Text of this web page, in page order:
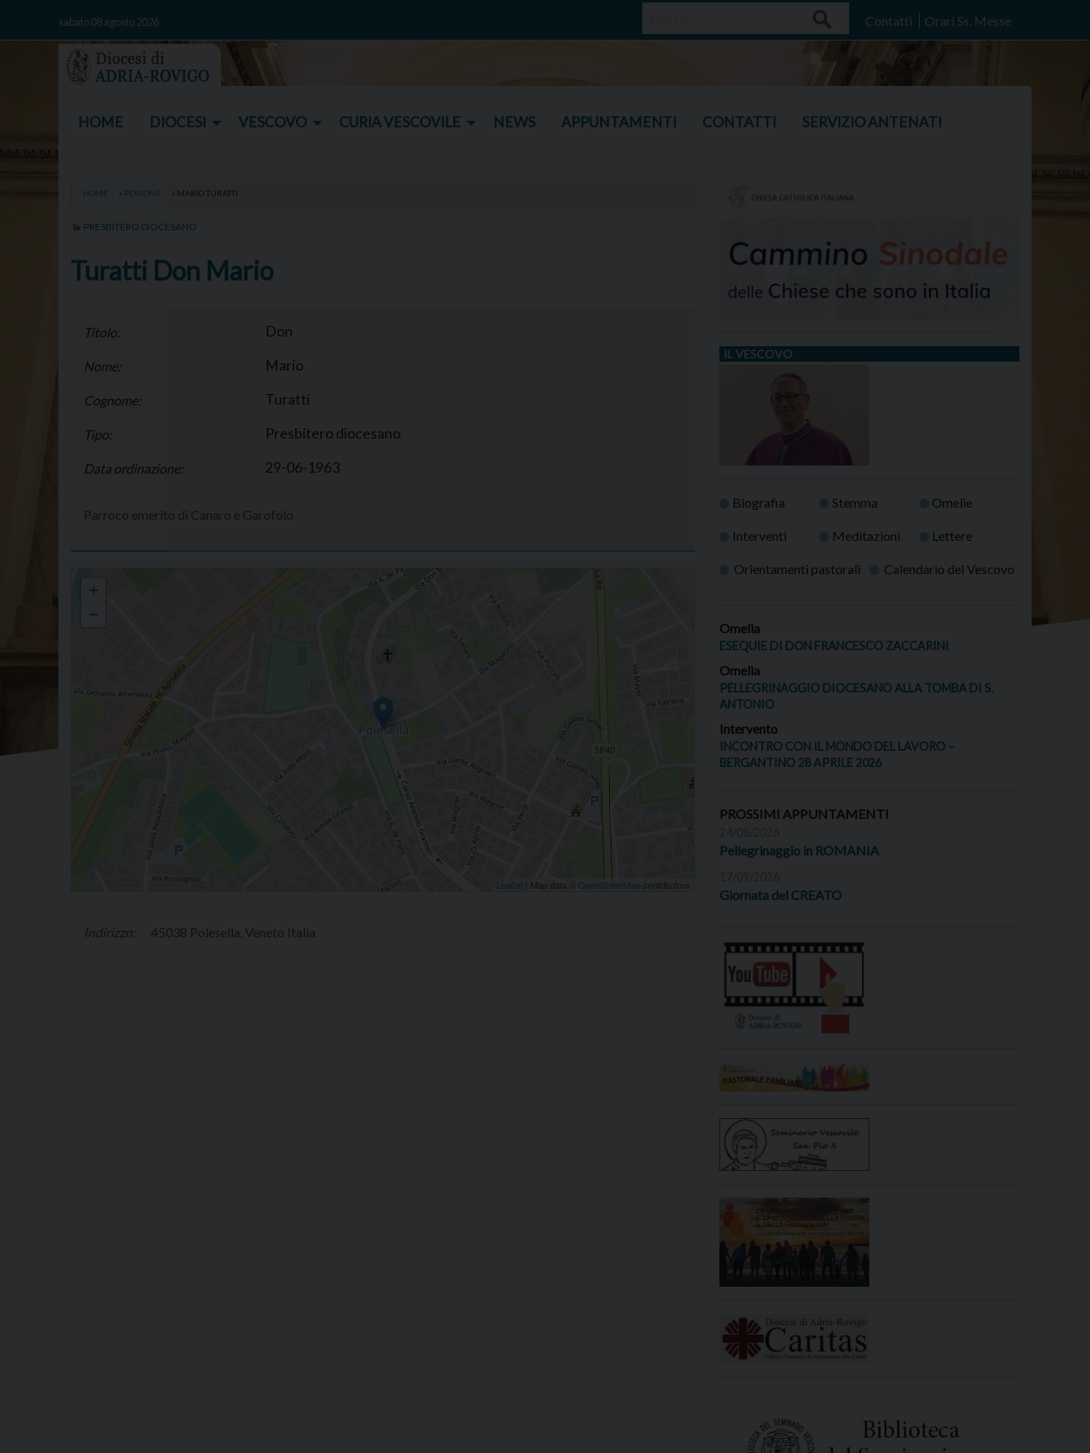
sabato 08 agosto 2026 Contatti Orari Ss. Messe
HOME DIOCESI VESCOVO CURIA VESCOVILE NEWS APPUNTAMENTI CONTATTI SERVIZIO ANTENATI
HOME » PERSONE » MARIO TURATTI
PRESBITERO DIOCESANO
Turatti Don Mario
Titolo: Don
Nome: Mario
Cognome: Turatti
Tipo: Presbitero diocesano
Data ordinazione: 29-06-1963
Parroco emerito di Canaro e Garofolo
+
−
Leaflet | Map data © OpenStreetMap contributors
45038 Polesella, Veneto Italia
IL VESCOVO
Biografia Stemma Omelie
Interventi Meditazioni Lettere
Orientamenti pastorali Calendario del Vescovo
Omelia
ESEQUIE DI DON FRANCESCO ZACCARINI
Omelia
PELLEGRINAGGIO DIOCESANO ALLA TOMBA DI S.
ANTONIO
Intervento
INCONTRO CON IL MONDO DEL LAVORO –
BERGANTINO 28 APRILE 2026
PROSSIMI APPUNTAMENTI
Pellegrinaggio in ROMANIA
Giornata del CREATO